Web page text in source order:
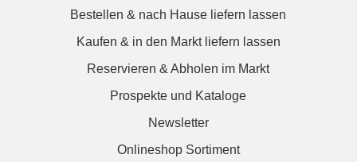
Bestellen & nach Hause liefern lassen
Kaufen & in den Markt liefern lassen
Reservieren & Abholen im Markt
Prospekte und Kataloge
Newsletter
Onlineshop Sortiment